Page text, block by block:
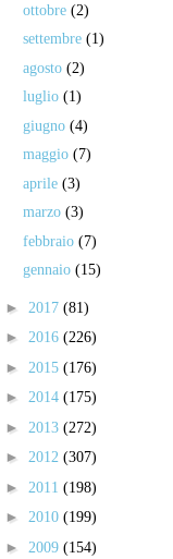
ottobre (2)
settembre (1)
agosto (2)
luglio (1)
giugno (4)
maggio (7)
aprile (3)
marzo (3)
febbraio (7)
gennaio (15)
► 2017 (81)
► 2016 (226)
► 2015 (176)
► 2014 (175)
► 2013 (272)
► 2012 (307)
► 2011 (198)
► 2010 (199)
► 2009 (154)